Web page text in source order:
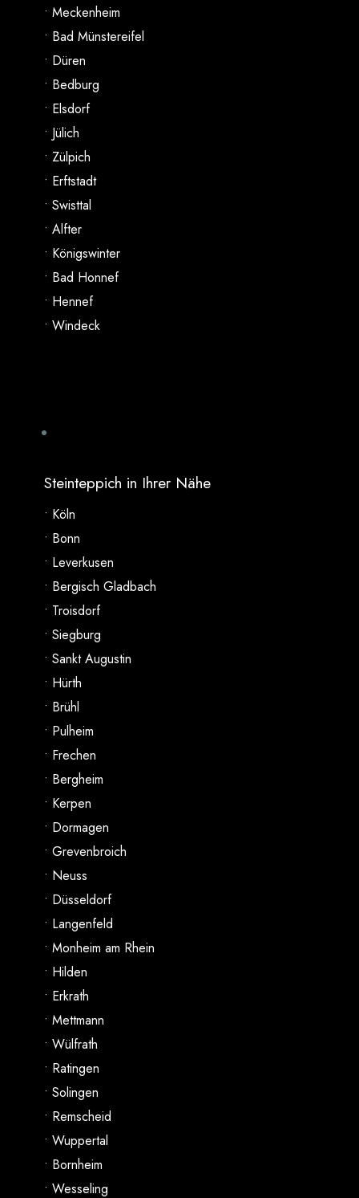
• Meckenheim
• Bad Münstereifel
• Düren
• Bedburg
• Elsdorf
• Jülich
• Zülpich
• Erftstadt
• Swisttal
• Alfter
• Königswinter
• Bad Honnef
• Hennef
• Windeck
Steinteppich in Ihrer Nähe
• Köln
• Bonn
• Leverkusen
• Bergisch Gladbach
• Troisdorf
• Siegburg
• Sankt Augustin
• Hürth
• Brühl
• Pulheim
• Frechen
• Bergheim
• Kerpen
• Dormagen
• Grevenbroich
• Neuss
• Düsseldorf
• Langenfeld
• Monheim am Rhein
• Hilden
• Erkrath
• Mettmann
• Wülfrath
• Ratingen
• Solingen
• Remscheid
• Wuppertal
• Bornheim
• Wesseling